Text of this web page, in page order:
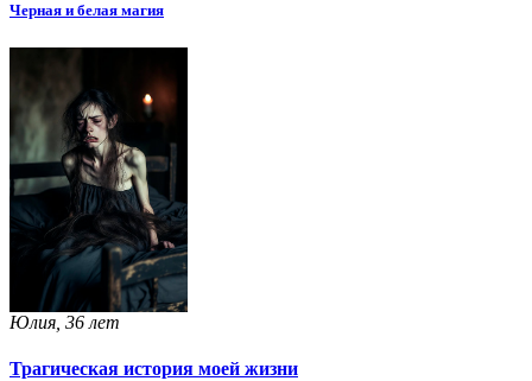
Черная и белая магия
Юлия, 36 лет
Трагическая история моей жизни